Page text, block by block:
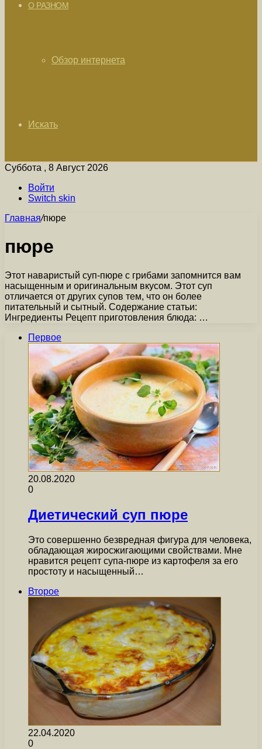
О РАЗНОМ
Обзор интернета
Искать
Суббота , 8 Август 2026
Войти
Switch skin
Главная/пюре
пюре
Этот наваристый суп-пюре с грибами запомнится вам
насыщенным и оригинальным вкусом. Этот суп
отличается от других супов тем, что он более
питательный и сытный. Содержание статьи:
Ингредиенты Рецепт приготовления блюда: …
Первое
20.08.2020
0
Диетический суп пюре
Это совершенно безвредная фигура для человека,
обладающая жиросжигающими свойствами. Мне
нравится рецепт супа-пюре из картофеля за его
простоту и насыщенный…
Второе
22.04.2020
0